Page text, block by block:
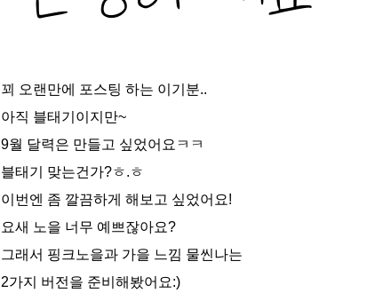
꾀 오랜만에 포스팅 하는 이기분..
아직 블태기이지만~
9월 달력은 만들고 싶었어요ㅋㅋ
블태기 맞는건가?ㅎ.ㅎ
이번엔 좀 깔끔하게 해보고 싶었어요!
요새 노을 너무 예쁘잖아요?
그래서 핑크노을과 가을 느낌 물씬나는
2가지 버전을 준비해봤어요:)